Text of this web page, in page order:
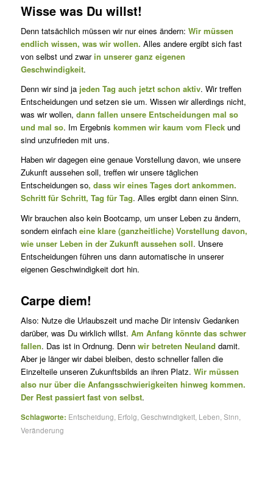
Wisse was Du willst!
Denn tatsächlich müssen wir nur eines ändern: Wir müssen
endlich wissen, was wir wollen. Alles andere ergibt sich fast
von selbst und zwarin unserer ganz eigenen
Geschwindigkeit.
Denn wir sind ja jeden Tag auch jetzt schon aktiv. Wir treffen
Entscheidungen und setzen sie um. Wissen wir allerdings nicht,
was wir wollen, dann fallen unsere Entscheidungen mal so
und mal so. Im Ergebnis kommen wir kaum vom Fleckund
sind unzufrieden mit uns.
Haben wir dagegen eine genaue Vorstellung davon, wie unsere
Zukunft aussehen soll, treffen wir unsere täglichen
Entscheidungen so, dass wir eines Tages dort ankommen.
Schritt für Schritt, Tag für Tag. Alles ergibt dann einen Sinn.
Wir brauchen also kein Bootcamp, um unser Leben zu ändern,
sondern einfach eine klare (ganzheitliche) Vorstellung davon,
wie unser Leben in der Zukunft aussehen soll. Unsere
Entscheidungen führen uns dann automatische in unserer
eigenen Geschwindigkeit dort hin.
Carpe diem!
Also: Nutze die Urlaubszeit und mache Dir intensiv Gedanken
darüber, was Du wirklich willst. Am Anfang könnte das schwer
fallen. Das ist in Ordnung. Denn wir betreten Neuland damit.
Aber je länger wir dabei bleiben, desto schneller fallen die
Einzelteile unseren Zukunftsbilds an ihren Platz. Wir müssen
also nur über die Anfangsschwierigkeiten hinweg kommen.
Der Rest passiert fast von selbst.
Schlagworte: Entscheidung Erfolg Geschwindigkeit, Leben Sinn
Veränderung